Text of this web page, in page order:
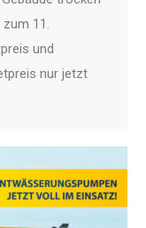
11.
und
nur jetzt